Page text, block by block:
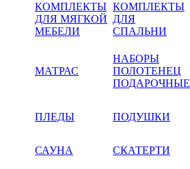
КОМПЛЕКТЫ
ДЛЯ МЯГКОЙ
МЕБЕЛИ
КОМПЛЕКТЫ
ДЛЯ
СПАЛЬНИ
МАТРАС
НАБОРЫ
ПОЛОТЕНЕЦ
ПОДАРОЧНЫЕ
ПЛЕДЫ ПОДУШКИ
САУНА СКАТЕРТИ